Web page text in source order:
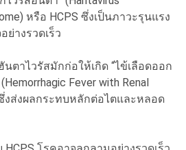
หรือ HCPS ซึ่งเป็นภาวะรุนแรง
างรวดเร็ว
นตาไวรัสมักก่อให้เกิด “ไข้เลือดออก
Fever with Renal
ซึ่งส่งผลกระทบหลักต่อไตและหลอด